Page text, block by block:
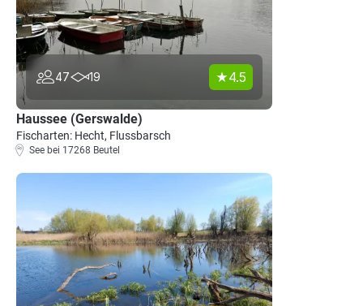
47 19 4.5
Haussee (Gerswalde)
Fischarten: Hecht, Flussbarsch
See bei 17268 Beutel